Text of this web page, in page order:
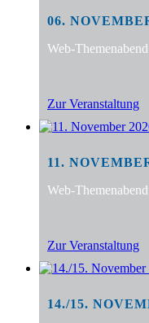
06.
Web-
Zur Veranstaltung
11.
Web-
Zur Veranstaltung
14./15.